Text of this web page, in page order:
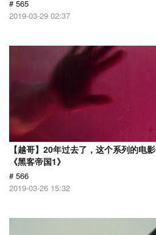
# 565
2019-03-29 02:37
【越哥】20年过去了，这个系列的电
《黑客帝国1》
# 566
2019-03-26 15:32